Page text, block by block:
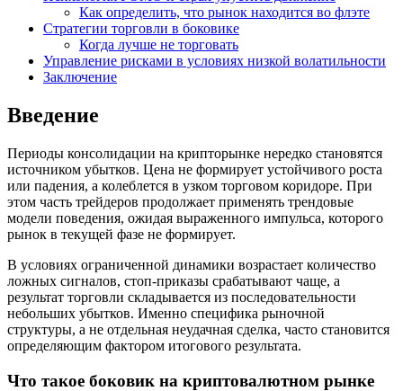
Как определить, что рынок находится во флэте
Стратегии торговли в боковике
Когда лучше не торговать
Управление рисками в условиях низкой волатильности
Заключение
Введение
Периоды консолидации на крипторынке нередко становятся
источником убытков. Цена не формирует устойчивого роста
или падения, а колеблется в узком торговом коридоре. При
этом часть трейдеров продолжает применять трендовые
модели поведения, ожидая выраженного импульса, которого
рынок в текущей фазе не формирует.
В условиях ограниченной динамики возрастает количество
ложных сигналов, стоп-приказы срабатывают чаще, а
результат торговли складывается из последовательности
небольших убытков. Именно специфика рыночной
структуры, а не отдельная неудачная сделка, часто становится
определяющим фактором итогового результата.
Что такое боковик на криптовалютном рынке